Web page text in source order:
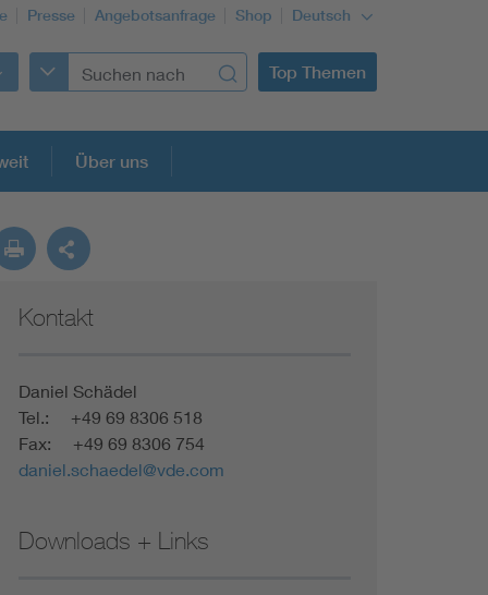
Presse Angebotsanfrage Shop Deutsch
Top Themen
Building Services Engineering
Information and communications technology ICT
Education + profession
Über uns
Kontakt
Daniel Schädel
Tel.: +49 69 8306 518
Fax: +49 69 8306 754
daniel.schaedel@vde.com
Downloads + Links